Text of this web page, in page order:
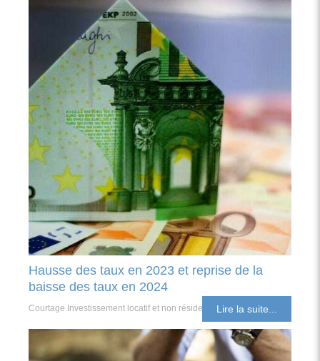
Hausse des taux en 2023 et reprise de la
baisse des taux en 2024
Courtage Investissement locatif et non résident Lire la suite...